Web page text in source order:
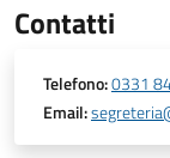
Contatti
Telefono:0331
Email: